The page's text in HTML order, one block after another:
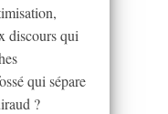
discours qui
qui sépare
?